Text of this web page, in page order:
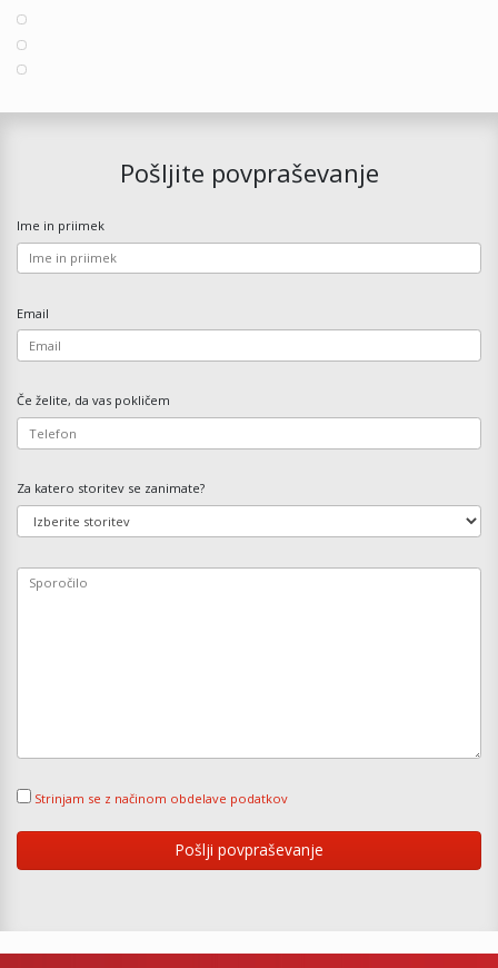
Pošljite povpraševanje
Ime in priimek
Email
Če želite, da vas pokličem
Za katero storitev se zanimate?
Strinjam se z načinom obdelave podatkov